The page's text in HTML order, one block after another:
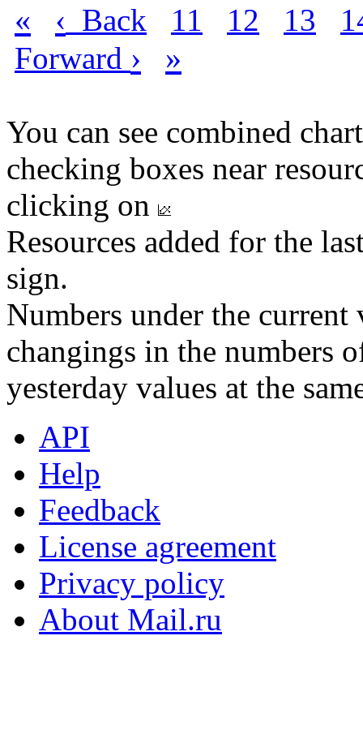
« ‹ Back 11 12 13
Forward › »
You can see combined
checking boxes near
clicking on
Resources added for the
sign.
Numbers under the
changings in the numbers
yesterday values at the
API
Help
Feedback
License agreement
Privacy policy
About Mail.ru